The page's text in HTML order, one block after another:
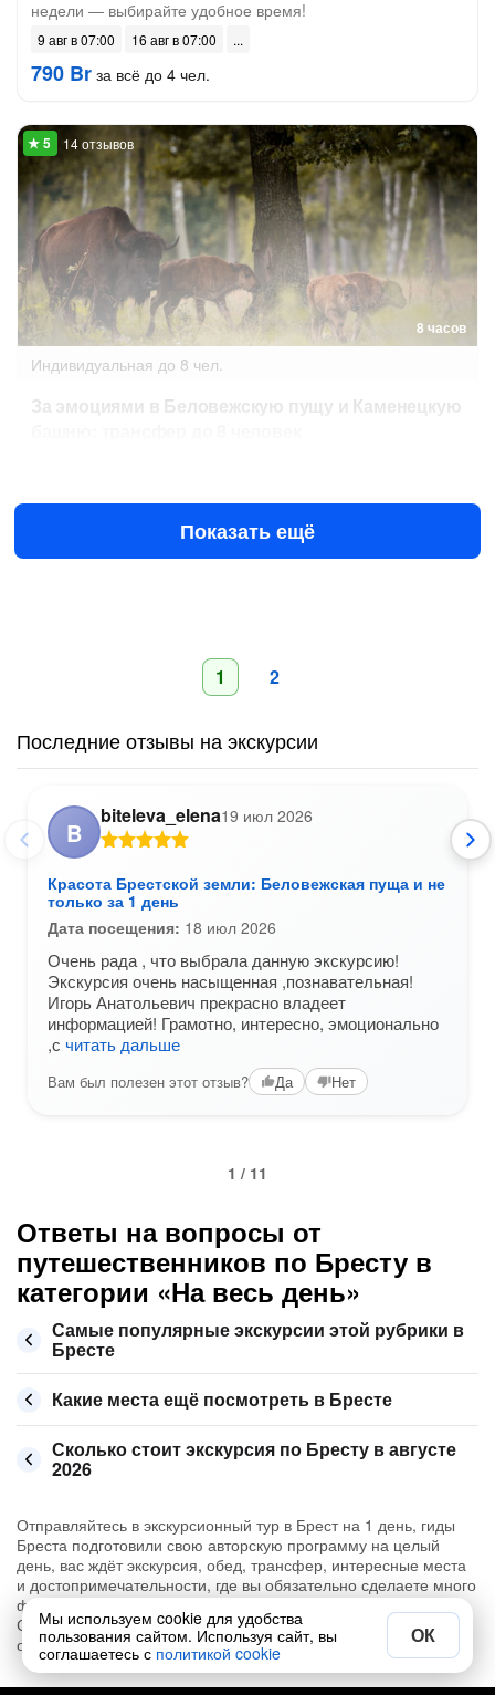
недели — выбирайте удобное время!
9 авг в 07:00 16 авг в 07:00
790 Br за всё до 4 чел.
8 часов
14 отзывов
Индивидуальная до 8 чел.
За эмоциями в Беловежскую пущу и Каменецкую
699 Brза всё до 8 чел.
Показать ещё
1 2
Последние отзывы на экскурсии
B
biteleva_elena19 июл 2026
Красота Брестской земли: Беловежская пуща и не
только за 1 день
Дата посещения: 18 июл 2026
Очень рада , что выбрала данную экскурсию!
Экскурсия очень насыщенная ,познавательная!
Игорь Анатольевич прекрасно владеет
информацией! Грамотно, интересно, эмоционально
,с читать дальше
Вам был полезен этот отзыв? Да Нет
1 / 11
Ответы на вопросы от
путешественников по Бресту в
категории «На весь день»
Самые популярные экскурсии этой рубрики в
Бресте
Какие места ещё посмотреть в Бресте
Сколько стоит экскурсия по Бресту в августе
2026
Отправляйтесь в экскурсионный тур в Брест на 1 день, гиды
Бреста подготовили свою авторскую программу на целый
день, вас ждёт экскурсия, обед, трансфер, интересные места
и достопримечательности, где вы обязательно сделаете много
фото и запомните Брест так, как видят её местные жители.
Сегодня можно забронировать на 📅 август, сентябрь и
октябрь 2026
Мы используем cookie для удобства
пользования сайтом. Используя сайт, вы
соглашаетесь с политикой cookie
ОК